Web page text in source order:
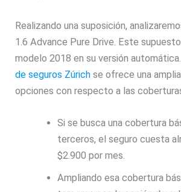
Realizando una suposición,
1.6 Advance Pure Drive. Este
modelo 2018 en su versión
de seguros Zúrich se ofrece una
opciones con respecto a las
Si se busca una cobertura
terceros, el seguro cuesta
$2.900 por mes.
Ampliando esa cobertura